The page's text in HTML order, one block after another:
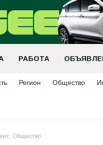
РАБОТА
Регион Общество
, Общество